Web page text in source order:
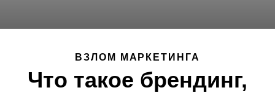
ВЗЛОМ МАРКЕТИНГА
Что такое брендинг,